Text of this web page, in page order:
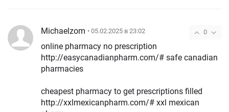
0
Michaelzom • 05.02.2025 в 23:02
online pharmacy no prescription
http://easycanadianpharm.com/# safe canadian
pharmacies
cheapest pharmacy to get prescriptions filled
http://xxlmexicanpharm.com/# xxl mexican